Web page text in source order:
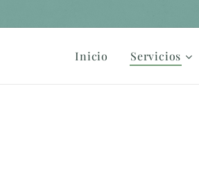
Inicio Servicios